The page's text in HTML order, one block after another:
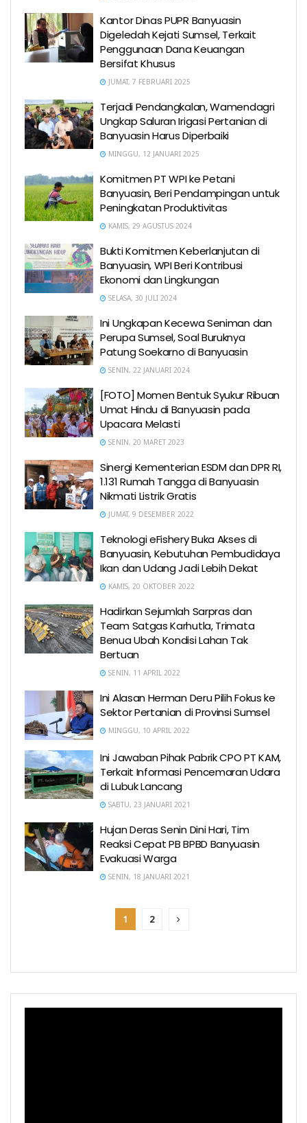
Kantor Dinas PUPR Banyuasin
Digeledah Kejati Sumsel, Terkait
Penggunaan Dana Keuangan
Bersifat Khusus
JUMAT, 7 FEBRUARI 2025
Terjadi Pendangkalan, Wamendagri
Ungkap Saluran Irigasi Pertanian di
Banyuasin Harus Diperbaiki
MINGGU, 12 JANUARI 2025
Komitmen PT WPI ke Petani
Banyuasin, Beri Pendampingan untuk
Peningkatan Produktivitas
KAMIS, 29 AGUSTUS 2024
Bukti Komitmen Keberlanjutan di
Banyuasin, WPI Beri Kontribusi
Ekonomi dan Lingkungan
SELASA, 30 JULI 2024
Ini Ungkapan Kecewa Seniman dan
Perupa Sumsel, Soal Buruknya
Patung Soekarno di Banyuasin
SENIN, 22 JANUARI 2024
[FOTO] Momen Bentuk Syukur Ribuan
Umat Hindu di Banyuasin pada
Upacara Melasti
SENIN, 20 MARET 2023
Sinergi Kementerian ESDM dan DPR RI,
1.131 Rumah Tangga di Banyuasin
Nikmati Listrik Gratis
JUMAT, 9 DESEMBER 2022
Teknologi eFishery Buka Akses di
Banyuasin, Kebutuhan Pembudidaya
Ikan dan Udang Jadi Lebih Dekat
KAMIS, 20 OKTOBER 2022
Hadirkan Sejumlah Sarpras dan
Team Satgas Karhutla, Trimata
Benua Ubah Kondisi Lahan Tak
Bertuan
SENIN, 11 APRIL 2022
Ini Alasan Herman Deru Pilih Fokus ke
Sektor Pertanian di Provinsi Sumsel
MINGGU, 10 APRIL 2022
Ini Jawaban Pihak Pabrik CPO PT KAM,
Terkait Informasi Pencemaran Udara
di Lubuk Lancang
SABTU, 23 JANUARI 2021
Hujan Deras Senin Dini Hari, Tim
Reaksi Cepat PB BPBD Banyuasin
Evakuasi Warga
SENIN, 18 JANUARI 2021
1 2